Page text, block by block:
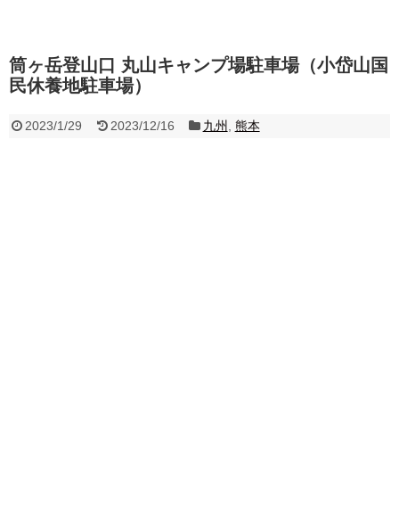
筒ヶ岳登山口 丸山キャンプ場駐車場（小岱山国
民休養地駐車場）
2023/1/29 2023/12/16 九州 熊本